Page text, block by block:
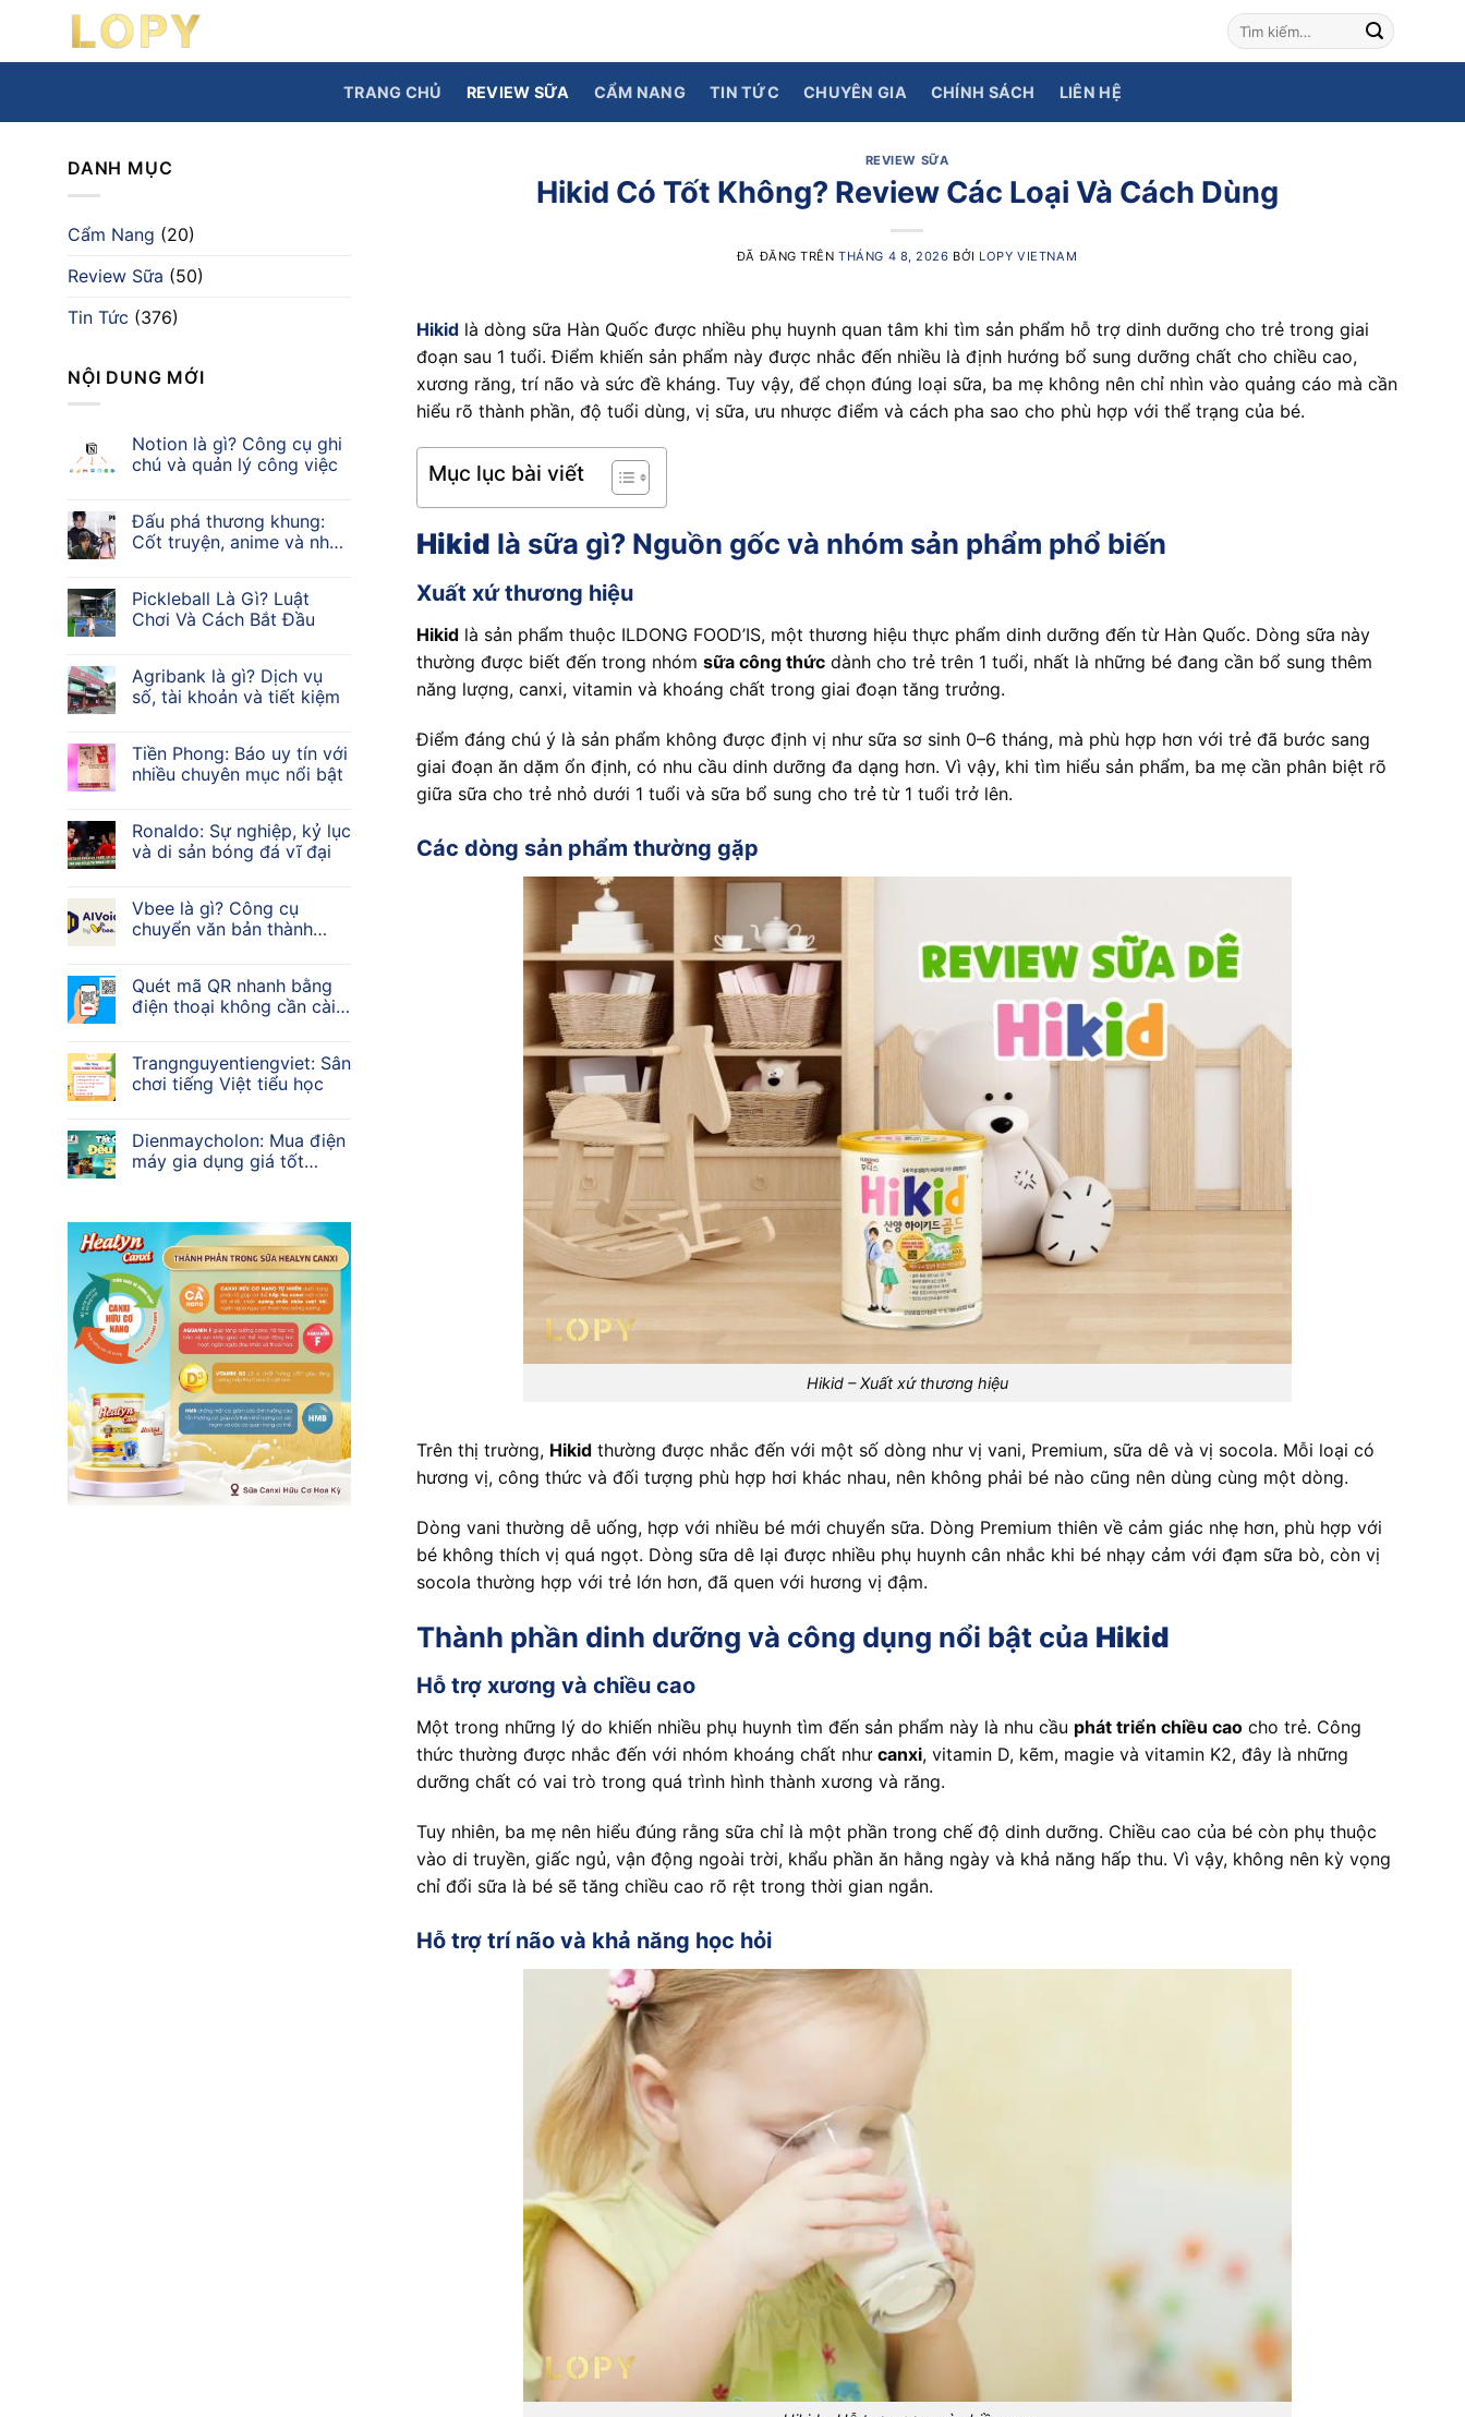
nội
TRANG CHỦ REVIEW SỮA CẨM NANG TIN TỨC CHUYÊN GIA CHÍNH SÁCH LIÊN HỆ
DANH MỤC
Cẩm Nang (20)
Review Sữa (50)
Tin Tức (376)
NỘI DUNG MỚI
Notion là gì? Công cụ ghi
chú và quản lý công việc
Đấu phá thương khung:
Cốt truyện, anime và nhân
Pickleball Là Gì? Luật
Chơi Và Cách Bắt Đầu
Agribank là gì? Dịch vụ
số, tài khoản và tiết kiệm
Tiền Phong: Báo uy tín với
nhiều chuyên mục nổi bật
Ronaldo: Sự nghiệp, kỷ lục
và di sản bóng đá vĩ đại
Vbee là gì? Công cụ
chuyển văn bản thành
Quét mã QR nhanh bằng
điện thoại không cần cài
Trangnguyentiengviet: Sân
chơi tiếng Việt tiểu học
Dienmaycholon: Mua điện
máy gia dụng giá tốt
REVIEW SỮA
Hikid Có Tốt Không? Review Các Loại Và Cách Dùng
ĐÃ ĐĂNG TRÊNTHÁNG 4 8, 2026 BỞI LOPY VIETNAM
Hikid là dòng sữa Hàn Quốc được nhiều phụ huynh quan tâm khi tìm sản phẩm hỗ trợ dinh dưỡng cho trẻ trong giai
đoạn sau 1 tuổi. Điểm khiến sản phẩm này được nhắc đến nhiều là định hướng bổ sung dưỡng chất cho chiều cao,
xương răng, trí não và sức đề kháng. Tuy vậy, để chọn đúng loại sữa, ba mẹ không nên chỉ nhìn vào quảng cáo mà cần
hiểu rõ thành phần, độ tuổi dùng, vị sữa, ưu nhược điểm và cách pha sao cho phù hợp với thể trạng của bé.
Mục lục bài viết
Hikid là sữa gì? Nguồn gốc và nhóm sản phẩm phổ biến
Xuất xứ thương hiệu
Hikid là sản phẩm thuộc ILDONG FOOD’IS, một thương hiệu thực phẩm dinh dưỡng đến từ Hàn Quốc. Dòng sữa này
thường được biết đến trong nhóm sữa công thức dành cho trẻ trên 1 tuổi, nhất là những bé đang cần bổ sung thêm
năng lượng, canxi, vitamin và khoáng chất trong giai đoạn tăng trưởng.
Điểm đáng chú ý là sản phẩm không được định vị như sữa sơ sinh 0–6 tháng, mà phù hợp hơn với trẻ đã bước sang
giai đoạn ăn dặm ổn định, có nhu cầu dinh dưỡng đa dạng hơn. Vì vậy, khi tìm hiểu sản phẩm, ba mẹ cần phân biệt rõ
giữa sữa cho trẻ nhỏ dưới 1 tuổi và sữa bổ sung cho trẻ từ 1 tuổi trở lên.
Các dòng sản phẩm thường gặp
Hikid – Xuất xứ thương hiệu
Trên thị trường, Hikid thường được nhắc đến với một số dòng như vị vani, Premium, sữa dê và vị socola. Mỗi loại có
hương vị, công thức và đối tượng phù hợp hơi khác nhau, nên không phải bé nào cũng nên dùng cùng một dòng.
Dòng vani thường dễ uống, hợp với nhiều bé mới chuyển sữa. Dòng Premium thiên về cảm giác nhẹ hơn, phù hợp với
bé không thích vị quá ngọt. Dòng sữa dê lại được nhiều phụ huynh cân nhắc khi bé nhạy cảm với đạm sữa bò, còn vị
socola thường hợp với trẻ lớn hơn, đã quen với hương vị đậm.
Thành phần dinh dưỡng và công dụng nổi bật của Hikid
Hỗ trợ xương và chiều cao
Một trong những lý do khiến nhiều phụ huynh tìm đến sản phẩm này là nhu cầu phát triển chiều cao cho trẻ. Công
thức thường được nhắc đến với nhóm khoáng chất như canxi, vitamin D, kẽm, magie và vitamin K2, đây là những
dưỡng chất có vai trò trong quá trình hình thành xương và răng.
Tuy nhiên, ba mẹ nên hiểu đúng rằng sữa chỉ là một phần trong chế độ dinh dưỡng. Chiều cao của bé còn phụ thuộc
vào di truyền, giấc ngủ, vận động ngoài trời, khẩu phần ăn hằng ngày và khả năng hấp thu. Vì vậy, không nên kỳ vọng
chỉ đổi sữa là bé sẽ tăng chiều cao rõ rệt trong thời gian ngắn.
Hỗ trợ trí não và khả năng học hỏi